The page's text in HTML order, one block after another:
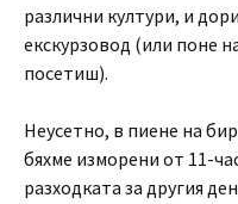
различни култури, и
екскурзовод (или поне
посетиш).
Неусетно, в пиене на
бяхме изморени от 11-
разходката за другия